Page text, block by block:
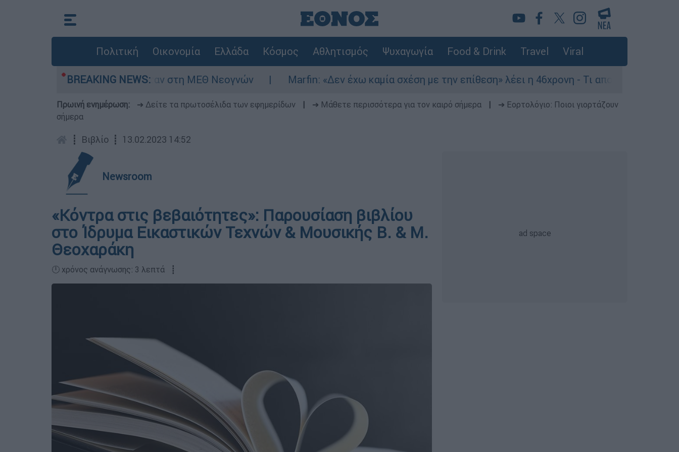
Πολιτική Οικονομία Ελλάδα Κόσμος Αθλητισμός Ψυχαγωγία Food & Drink Travel Viral
BREAKING NEWS:
ημερών - Νοσηλευόταν στη ΜΕΘ Νεογνών Marfin: «Δεν έχω καμία σχέση με την επίθεση» λέει η 46χρονη - Τι αποκάλυψε στους
Πρωινή ενημέρωση: ➔ Δείτε τα πρωτοσέλιδα των εφημερίδων ➔ Μάθετε περισσότερα για τον καιρό σήμερα
➔ Εορτολόγιο: Ποιοι γιορτάζουν
σήμερα
┋ Βιβλίο ┋ 13.02.2023 14:52
Newsroom
«Κόντρα στις βεβαιότητες»: Παρουσίαση βιβλίου
στο Ίδρυμα Εικαστικών Τεχνών & Μουσικής Β. & Μ.
Θεοχαράκη
🕛 χρόνος ανάγνωσης: 3 λεπτά ┋